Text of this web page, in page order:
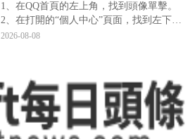
1、在QQ首頁的左上角，找到頭像單擊。
2、在打開的“個人中心”頁面，找到左下
角“設置”單擊。3、在“...
2026-08-08